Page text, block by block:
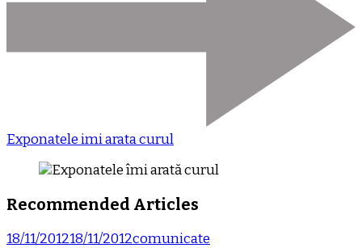
Exponatele imi arata curul
Recommended Articles
18/11/201218/11/2012comunicate